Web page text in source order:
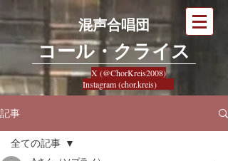
混声合唱団
​コール・クライス
X (@ChorKreis2008)
Instagram (chor.kreis)
記事
全ての記事